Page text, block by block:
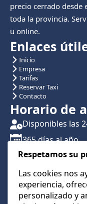
precio cerrado desde
toda la provincia.
u online.
Enlaces
Inicio
Empresa
Tarifas
Reservar Taxi
Contacto
Horario de
Disponibles las
365 días al año
Traslados con
Atención por
Respetamos su
Las cookies nos
experiencia,
personalizado y